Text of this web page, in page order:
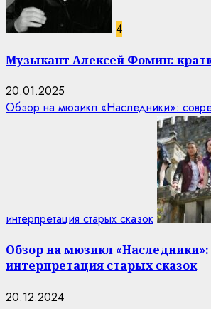
4
Музыкант Алексей Фомин:
20.01.2025
Обзор на мюзикл «Наследники»:
интерпретация старых сказок
Обзор на мюзикл
интерпретация старых сказок
20.12.2024